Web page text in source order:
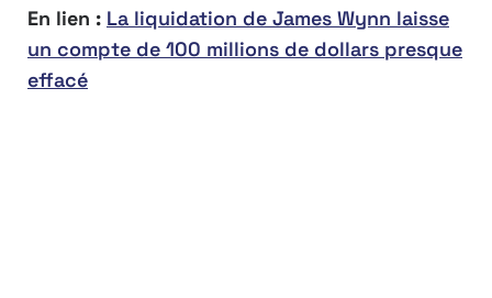
En lien : La liquidation de James Wynn laisse
un compte de 100 millions de dollars presque
effacé